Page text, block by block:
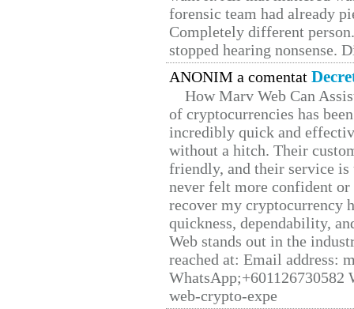
forensic team had already
Completely different
stopped hearing nonsense.
ANONIM a comentat
How Marv Web Can
of cryptocurrencies has
incredibly quick and
without a hitch. Their
friendly, and their service
never felt more confident
recover my cryptocurrency
quickness, dependability,
Web stands out in the
reached at: Email address:
web-crypto-expe